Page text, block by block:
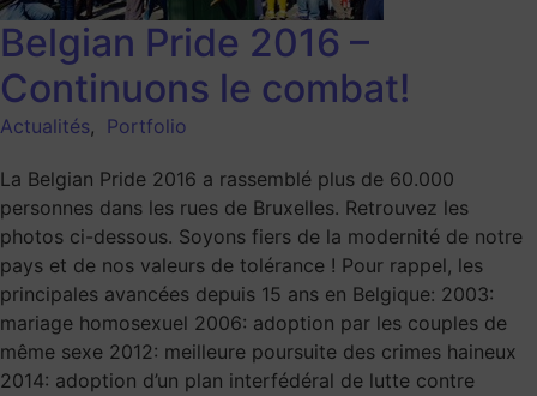
Belgian Pride 2016 –
Continuons le combat!
Actualités, Portfolio
La Belgian Pride 2016 a rassemblé plus de 60.000
personnes dans les rues de Bruxelles. Retrouvez les
photos ci-dessous. Soyons fiers de la modernité de notre
pays et de nos valeurs de tolérance ! Pour rappel, les
principales avancées depuis 15 ans en Belgique: 2003:
mariage homosexuel 2006: adoption par les couples de
même sexe 2012: meilleure poursuite des crimes haineux
2014: adoption d’un plan interfédéral de lutte contre